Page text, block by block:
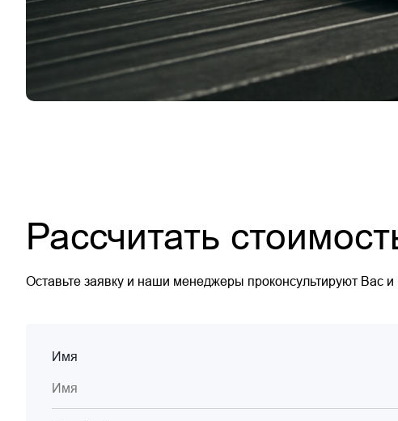
Рассчитать
Оставьте заявку и наши менеджеры проконсультируют Вас
Имя